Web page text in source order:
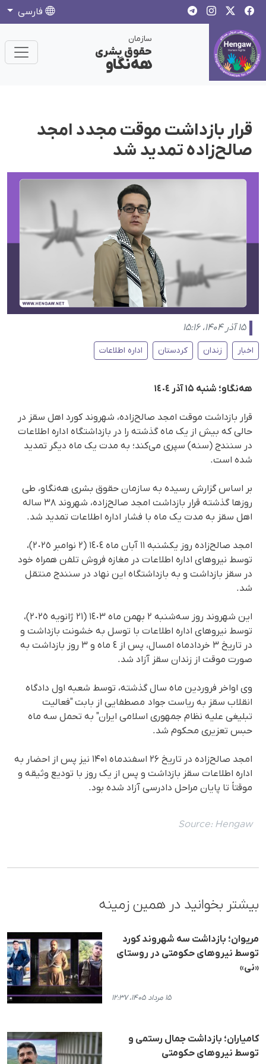
فارسی
سازمان
حقوق بشری
هەنگاو
قرار بازداشت موقت مجدد امجد
صالح‌زاده تمدید شد
۱۵ آذر ۱۴۰۴، ۱۵:۱۶
اخبار زندان کردستان اداره اطلاعات
هه‌نگاو؛ شنبه ١۵ آذر ١٤٠٤
قرار بازداشت موقت امجد صالح‌زاده، شهروند کورد اهل سقز در
حالی که بیش از یک ماه گذشته را در بازداشتگاه اداره اطلاعات
در سنندج (سنه) سپری می‌کند؛ به مدت یک ماه دیگر تمدید
شده است.
بر اساس گزارش رسیده به سازمان حقوق بشری هه‌نگاو، طی
روزها گذشته قرار بازداشت امجد صالح‌زاده، شهروند ۳۸ ساله
اهل سقز به مدت یک ماه با فشار اداره اطلاعات تمدید شد.
امجد صالح‌زاده روز یکشنبه ١١ آبان ماه ١٤٠٤ (٢ نوامبر ٢٠٢٥)،
توسط نیروهای اداره اطلاعات در مغازه فروش تلفن همراه خود
در سقز بازداشت و به بازداشتگاه این نهاد در سنندج منتقل
شد.
این شهروند روز سه‌شنبه ٢ بهمن‌ ماه ١٤٠٣ (٢١ ژانویە ٢٠٢٥)،
توسط نیروهای اداره اطلاعات با توسل بە خشونت بازداشت و
در تاریخ ٣ خردادماه امسال، پس از ٤ ماه و ٣ روز بازداشت به
صورت موقت از زندان سقز آزاد شد.
وی اواخر فروردین ماە سال گذشته، توسط شعبه اول دادگاه
انقلاب سقز به ریاست جواد مصطفایی از بابت "فعالیت
تبلیغی علیه نظام جمهوری اسلامی ایران" به تحمل سه ماه
حبس تعزیری محکوم شد.
امجد صالح‌زاده در تاریخ ۲۶ اسفندماه ۱۴۰۱ نیز پس از احضار به
اداره اطلاعات سقز بازداشت و پس از یک روز با تودیع وثیقه و
موقتاً تا پایان مراحل دادرسی آزاد شده بود.
Source: Hengaw
بیشتر بخوانید در همین زمینه
مریوان؛ بازداشت سه شهروند کورد
توسط نیروهای حکومتی در روستای
«نی»
۱۵ مرداد ۱۴۰۵، ۱۲:۳۷
کامیاران؛ بازداشت جمال رستمی و
توسط نیروهای حکومتی